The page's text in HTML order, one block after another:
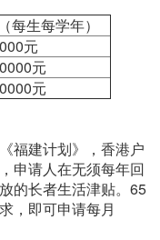
每生每学年）
元
元
元
福建计划》，香港户
申请人在无须每年回
的长者生活津贴。65
，即可申请每月